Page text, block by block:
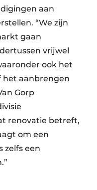
aan
“We zijn
gaan
vrijwel
ook het
het aanbrengen
Gorp
renovatie betreft,
om een
zelfs een